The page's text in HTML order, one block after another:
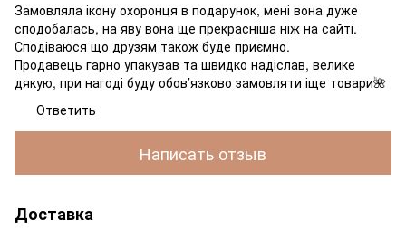
Замовляла ікону охоронця в подарунок, мені вона дуже
сподобалась, на яву вона ще прекрасніша ніж на сайті.
Сподіваюся що друзям також буде приємно.
Продавець гарно упакував та швидко надіслав, велике
дякую, при нагоді буду обов’язково замовляти іще товари🌺
Ответить
Написать отзыв
Доставка